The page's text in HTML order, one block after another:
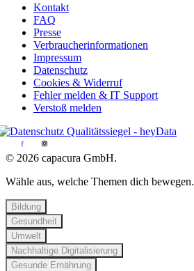
Kontakt
FAQ
Presse
Verbraucherinformationen
Impressum
Datenschutz
Cookies & Widerruf
Fehler melden & IT Support
Verstoß melden
© 2026 capacura GmbH.
Wähle aus, welche Themen dich bewegen.
Bildung
Gesundheit
Umwelt
Nachhaltige Digitalisierung
Gesunde Ernährung